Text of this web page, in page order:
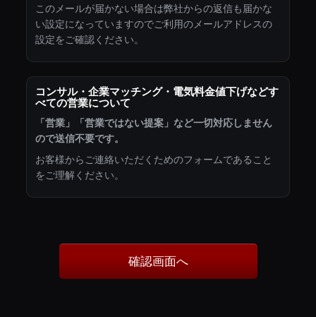
このメールが届かない場合は弊社からの返信も届かな
い設定になっていますのでご利用のメールアドレスの
設定をご確認ください。
コンサル・企業マッチング・電気料金値下げなどす
べての営業について
「営業」「営業ではない提案」など一切対応しません
ので送信不要です。
お客様からご連絡いただくためのフォームであること
をご理解ください。
確認画面へ